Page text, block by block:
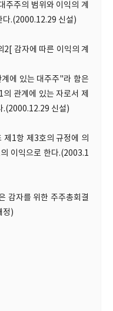
주의 범위와 이익의 계
다.(2000.12.29 신설)
감자에 따른 이익의 계
에 있는 대주주"라 함은
관계에 있는 자로서 제
.(2000.12.29 신설)
1항 제3호의 규정에 의
이익으로 한다.(2003.1
감자를 위한 주주총회결
정)